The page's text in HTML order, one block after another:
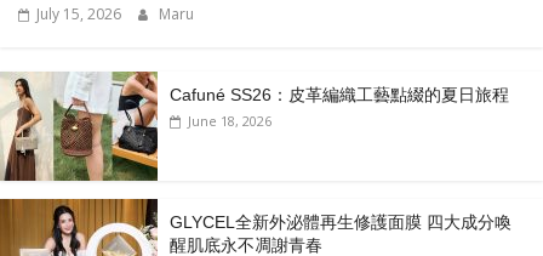
July 15, 2026 Maru
Cafuné SS26：皮革編織工藝點綴的夏日旅程
June 18, 2026
GLYCEL全新外泌體再生修護面膜 四大成分喚
醒肌底永不凋謝青春